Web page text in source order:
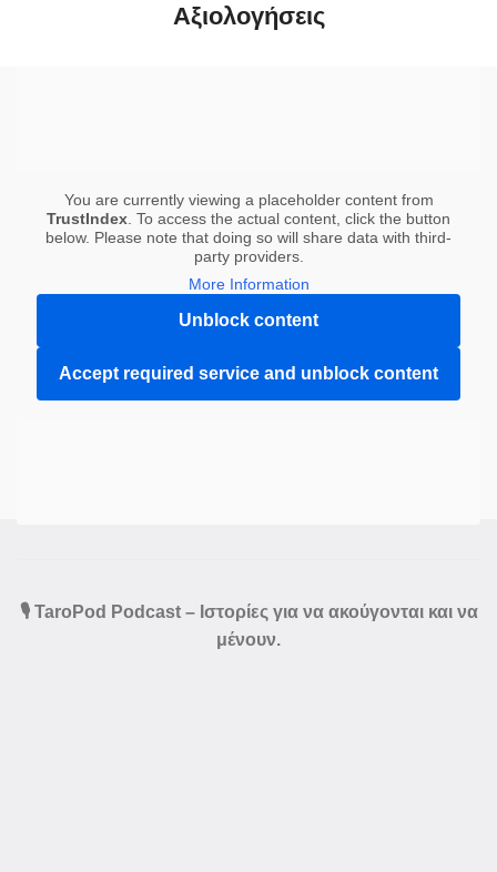
Αξιολογήσεις
You are currently viewing a placeholder content from
TrustIndex . To access the actual content, click the button
below. Please note that doing so will share data with third-
party providers.
More Information
Unblock content
Accept required service and unblock content
🎙️ TaroPod Podcast – Ιστορίες για να ακούγονται και να
μένουν.